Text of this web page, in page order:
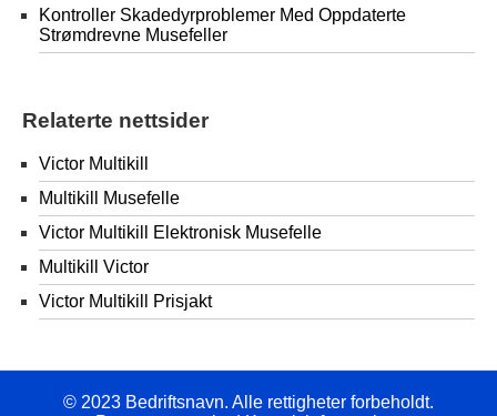
Kontroller Skadedyrproblemer Med Oppdaterte
Strømdrevne Musefeller
Relaterte nettsider
Victor Multikill
Multikill Musefelle
Victor Multikill Elektronisk Musefelle
Multikill Victor
Victor Multikill Prisjakt
© 2023 Bedriftsnavn. Alle rettigheter forbeholdt.